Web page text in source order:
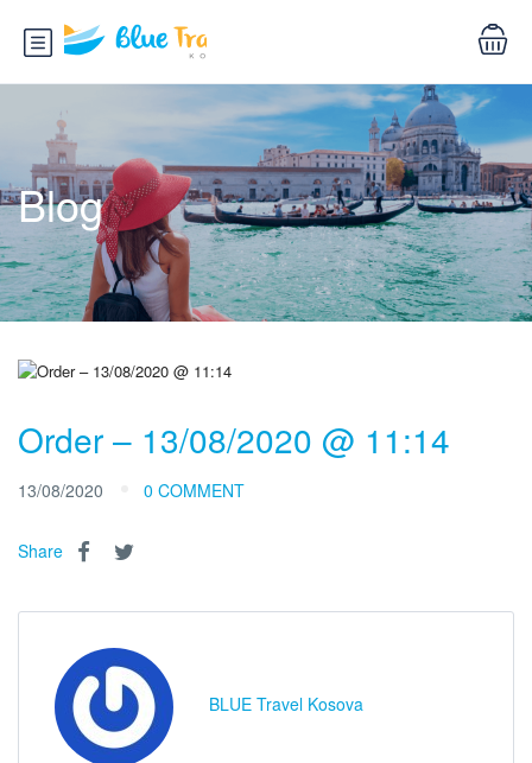
Blog
Order – 13/08/2020 @ 11:14
13/08/2020 0 COMMENT
Share
BLUE Travel Kosova